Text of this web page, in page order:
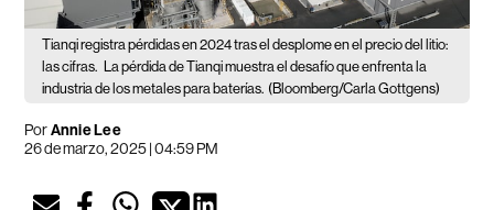
Tianqi registra pérdidas en 2024 tras el desplome en el precio del litio:
las cifras. La pérdida de Tianqi muestra el desafío que enfrenta la
industria de los metales para baterías. (Bloomberg/Carla Gottgens)
PorAnnie Lee
26 de marzo, 2025 | 04:59 PM